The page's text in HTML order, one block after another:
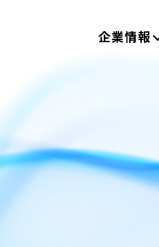
企業情報